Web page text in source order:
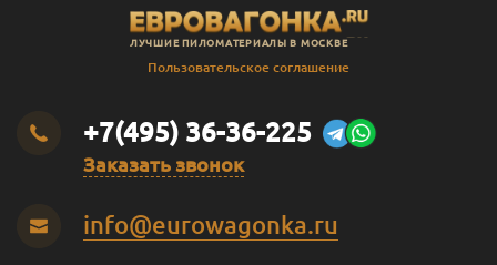
ЛУЧШИЕ ПИЛОМАТЕРИАЛЫ В МОСКВЕ
Пользовательское соглашение
+7(495) 36-36-225
Заказать звонок
info@eurowagonka.ru